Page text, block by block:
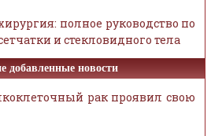
полное руководство по
и стекловидного тела
добавленные новости
рак проявил свою